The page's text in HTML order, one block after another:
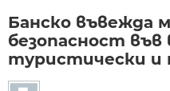
Банско въвежда
безопасност във
туристически и